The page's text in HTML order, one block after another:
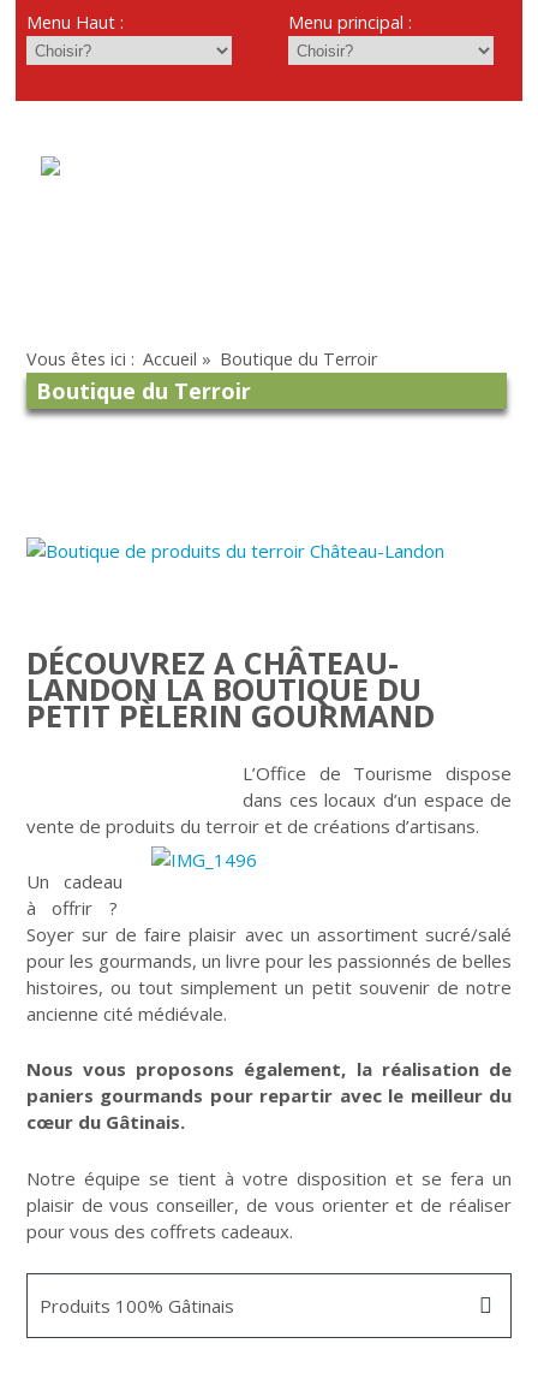
Menu Haut : Menu principal :
Vous êtes ici : Accueil » Boutique du Terroir
Boutique du Terroir
DÉCOUVREZ A CHÂTEAU-
LANDON LA BOUTIQUE DU
PETIT PÈLERIN GOURMAND
L’Office de Tourisme dispose
dans ces locaux d’un espace de
vente de produits du terroir et de créations d’artisans.
Un cadeau
à offrir ?
Soyer sur de faire plaisir avec un assortiment sucré/salé
pour les gourmands, un livre pour les passionnés de belles
histoires, ou tout simplement un petit souvenir de notre
ancienne cité médiévale.
Nous vous proposons également, la réalisation de
paniers gourmands pour repartir avec le meilleur du
cœur du Gâtinais.
Notre équipe se tient à votre disposition et se fera un
plaisir de vous conseiller, de vous orienter et de réaliser
pour vous des coffrets cadeaux.
Produits 100% Gâtinais